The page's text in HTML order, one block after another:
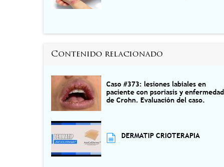
Contenido relacionado
Caso #373: lesiones labiales en
paciente con psoriasis y enfermedad
de Crohn. Evaluación del caso.
DERMATIP CRIOTERAPIA